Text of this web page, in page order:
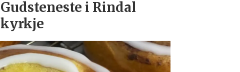
Gudsteneste i Rindal
kyrkje